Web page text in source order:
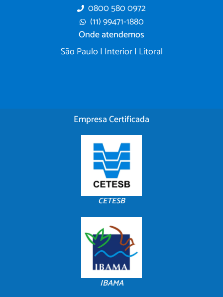
0800 580 0972
(11) 99471-1880
Onde atendemos
São Paulo | Interior | Litoral
Empresa Certificada
CETESB
IBAMA